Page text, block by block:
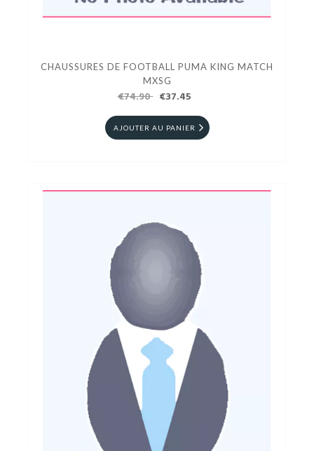
CHAUSSURES DE FOOTBALL PUMA KING MATCH
MXSG
€74.90 €37.45
AJOUTER AU PANIER